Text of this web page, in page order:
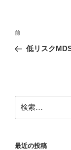
投
ナ
ー
シ
前
の
前
低リスク
索:
最近の投稿